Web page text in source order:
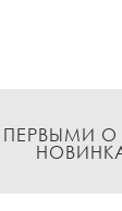
ПЕРВЫМИ